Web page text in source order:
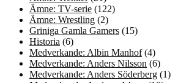
Ämne: TV-serie (122)
Ämne: Wrestling (2)
Griniga Gamla Gamers (15)
Historia (6)
Medverkande: Albin Manhof(4)
Medverkande: Anders Nilsson (6)
Medverkande: Anders Söderberg (1)